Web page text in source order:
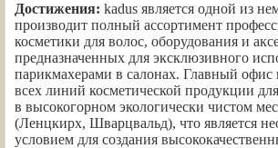
Достижения: kadus является одной из
производит полный ассортимент
косметики для волос, оборудования и
предназначенных для эксклюзивного
парикмахерами в салонах. Главный офис
всех линий косметической продукции
в высокогорном экологически чистом
(Ленцкирх, Шварцвальд), что является
условием для создания